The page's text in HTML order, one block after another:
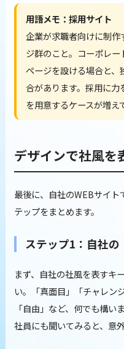
用語メモ：採用サイト
企業が求職者向けに制
ジ群のこと。コーポレ
ページを設ける場合と
合があります。採用に力
を用意するケースが増え
デザインで社風を
最後に、自社のWEBサイ
テップをまとめます。
ステップ1：自社
まず、自社の社風を表すキ
い。「真面目」「チャレン
「自由」など、何でも構
社員にも聞いてみると、意